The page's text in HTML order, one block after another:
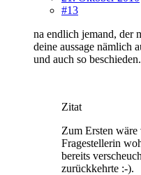
#13
na endlich jemand, der
deine aussage nämlich
und auch so beschieden.
Zitat
Zum Ersten wäre
Fragestellerin
bereits
zurückkehrte :-).